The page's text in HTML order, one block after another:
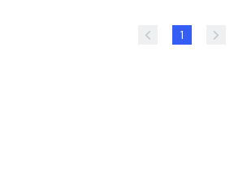
1